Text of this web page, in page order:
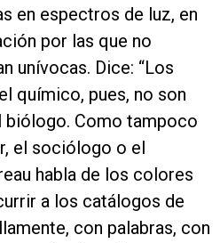
en espectros de luz, en
por las que no
unívocas. Dice: “Los
químico, pues, no son
biólogo. Como tampoco
el sociólogo o el
habla de los colores
a los catálogos de
con palabras, con